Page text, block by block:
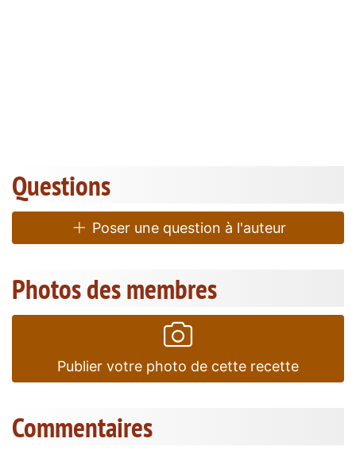
Questions
Poser une question à l'auteur
Photos des membres
Publier votre photo de cette recette
Commentaires